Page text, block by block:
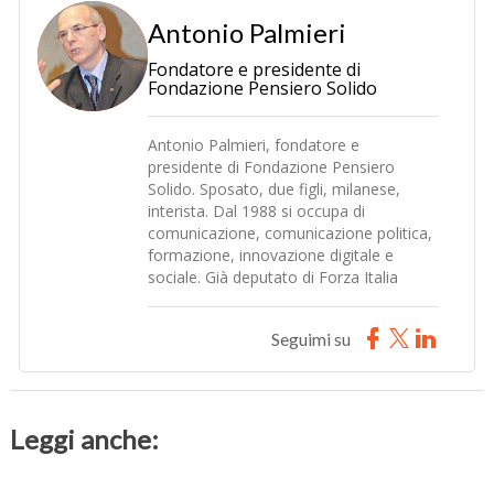
Antonio Palmieri
Fondatore e presidente di
Fondazione Pensiero Solido
Antonio Palmieri, fondatore e
presidente di Fondazione Pensiero
Solido. Sposato, due figli, milanese,
interista. Dal 1988 si occupa di
comunicazione, comunicazione politica,
formazione, innovazione digitale e
sociale. Già deputato di Forza Italia
Seguimi su
Leggi anche: